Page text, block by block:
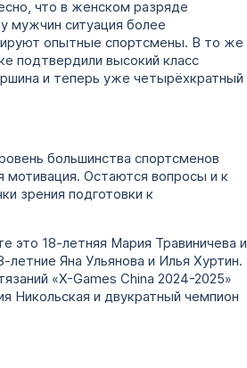
что в женском разряде
мужчин ситуация более
опытные спортсмены. В то же
подтвердили высокий класс
и теперь уже четырёхкратный
большинства спортсменов
мотивация. Остаются вопросы и к
зрения подготовки к
это 18-летняя Мария Травиничева и
Яна Ульянова и Илья Хуртин.
«X-Games China 2024-2025»
Никольская и двукратный чемпион